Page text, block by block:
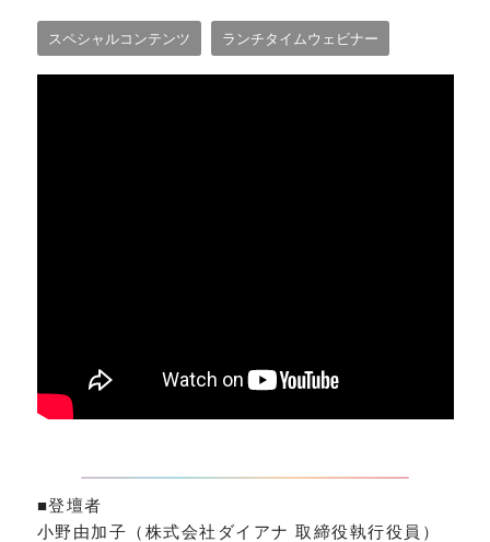
スペシャルコンテンツ ランチタイムウェビナー
■登壇者
小野由加子（株式会社ダイアナ 取締役執行役員）